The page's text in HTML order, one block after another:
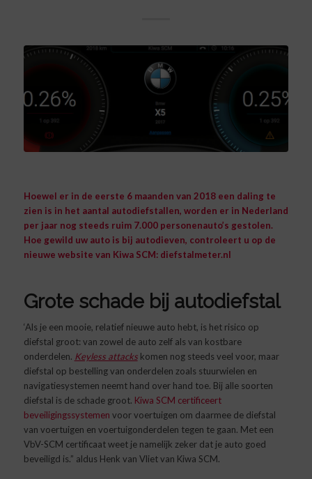
Hoewel er in de eerste 6 maanden van 2018 een daling te
zien is in het aantal autodiefstallen, worden er in Nederland
per jaar nog steeds ruim 7.000 personenauto’s gestolen.
Hoe gewild uw auto is bij autodieven, controleert u op de
nieuwe website van Kiwa SCM: diefstalmeter.nl
Grote schade bij autodiefstal
‘Als je een mooie, relatief nieuwe auto hebt, is het risico op
diefstal groot: van zowel de auto zelf als van kostbare
onderdelen. Keyless attackskomen nog steeds veel voor, maar
diefstal op bestelling van onderdelen zoals stuurwielen en
navigatiesystemen neemt hand over hand toe. Bij alle soorten
diefstal is de schade groot. Kiwa SCM certificeert
beveiligingssystemen voor voertuigen om daarmee de diefstal
van voertuigen en voertuigonderdelen tegen te gaan. Met een
VbV-SCM certificaat weet je namelijk zeker dat je auto goed
beveiligd is.” aldus Henk van Vliet van Kiwa SCM.